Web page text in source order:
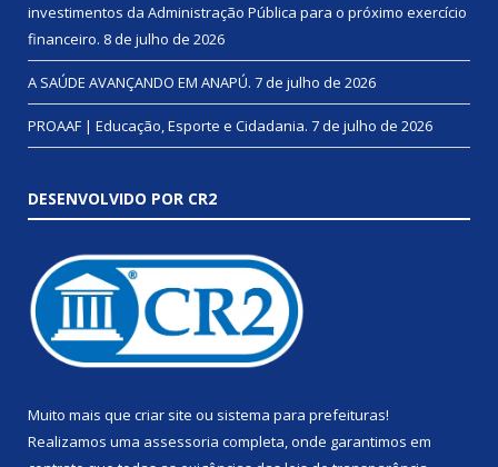
investimentos da Administração Pública para o próximo exercício
financeiro. 8 de julho de 2026
A SAÚDE AVANÇANDO EM ANAPÚ. 7 de julho de 2026
PROAAF | Educação, Esporte e Cidadania. 7 de julho de 2026
DESENVOLVIDO POR CR2
Muito mais que criar site ou sistema para prefeituras!
Realizamos uma assessoria completa, onde garantimos em